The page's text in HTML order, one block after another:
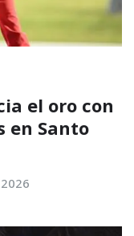
el oro con
en Santo